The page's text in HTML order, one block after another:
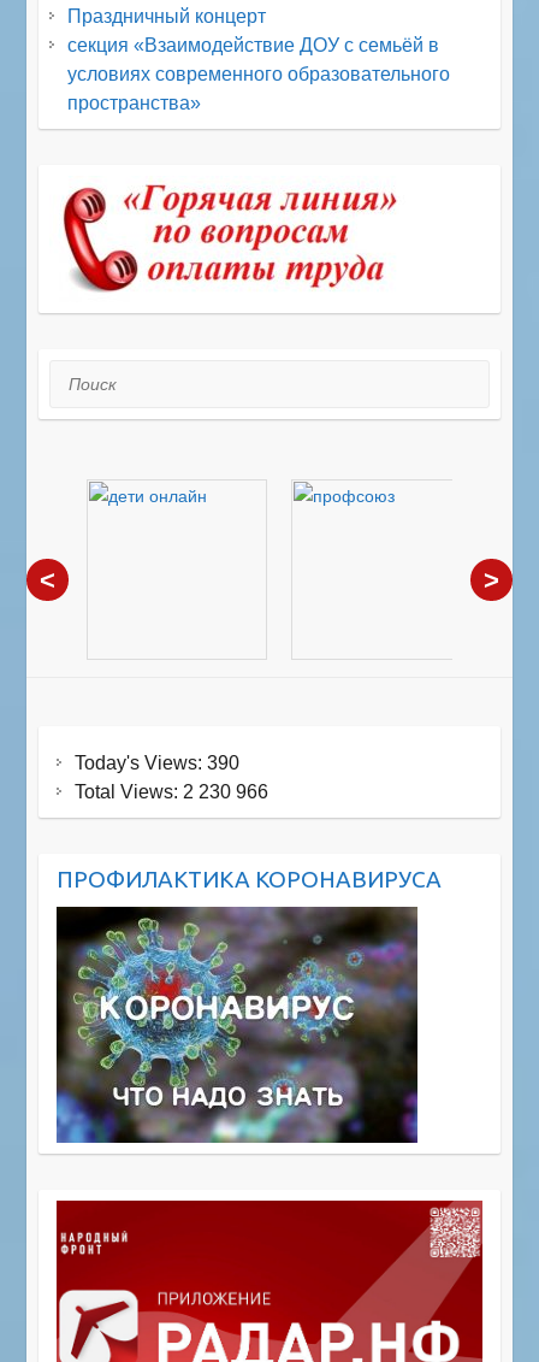
Праздничный концерт
секция «Взаимодействие ДОУ с семьёй в
условиях современного образовательного
пространства»
Поиск
< >
Today's Views:390
Total Views: 2 230 966
ПРОФИЛАКТИКА КОРОНАВИРУСА